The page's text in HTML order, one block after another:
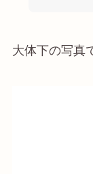
大体下の写真